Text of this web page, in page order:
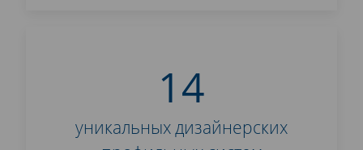
14
уникальных дизайнерских